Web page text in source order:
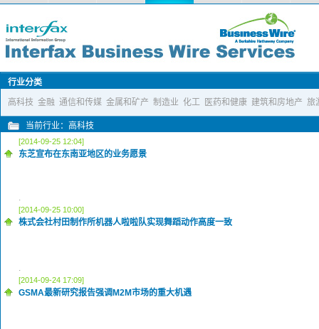
行业分类
高科技 金融 通信和传媒 金属和矿产 制造业 化工 医药和健康 建筑和房地产 旅
当前行业：高科技
[2014-09-25 12:04]
东芝宣布在东南亚地区的业务愿景
.
[2014-09-25 10:00]
株式会社村田制作所机器人啦啦队实现舞蹈动作高度一致
.
[2014-09-24 17:09]
GSMA最新研究报告强调M2M市场的重大机遇